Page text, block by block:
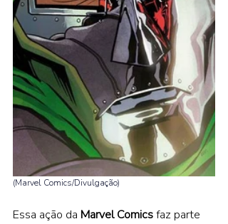
(Marvel Comics/Divulgação)
Essa ação da Marvel Comics faz parte